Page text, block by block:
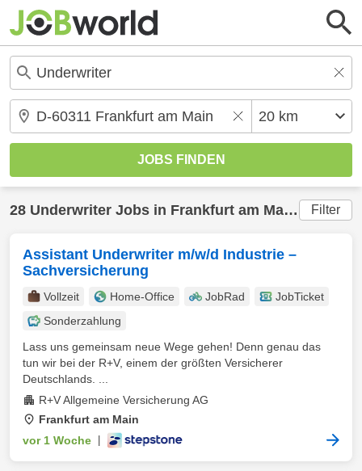
28 Underwriter Jobs in Frankfurt am Main (20 km)
Filter
Assistant Underwriter m/w/d Industrie –
Sachversicherung
Vollzeit Home-Office JobRad
JobTicket
Sonderzahlung
Lass uns gemeinsam neue Wege gehen! Denn genau das
tun wir bei der R+V, einem der größten Versicherer
Deutschlands. ...
R+V Allgemeine Versicherung AG
Frankfurt am Main
vor 1 Woche